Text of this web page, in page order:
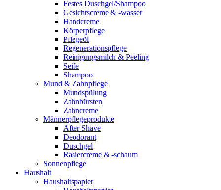
Festes Duschgel/Shampoo
Gesichtscreme & -wasser
Handcreme
Körperpflege
Pflegeöl
Regenerationspflege
Reinigungsmilch & Peeling
Seife
Shampoo
Mund & Zahnpflege
Mundspülung
Zahnbürsten
Zahncreme
Männerpflegeprodukte
After Shave
Deodorant
Duschgel
Rasiercreme & -schaum
Sonnenpflege
Haushalt
Haushaltspapier